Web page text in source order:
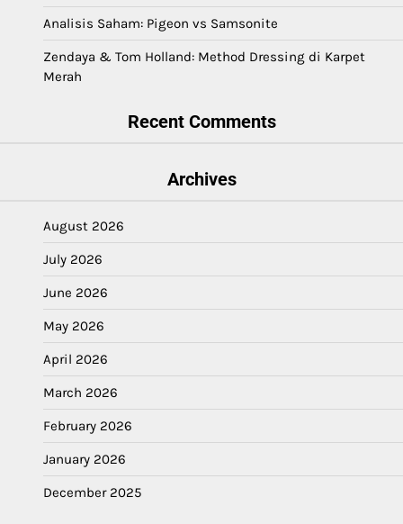
Analisis Saham: Pigeon vs Samsonite
Zendaya & Tom Holland: Method Dressing di Karpet
Merah
Recent Comments
Archives
August 2026
July 2026
June 2026
May 2026
April 2026
March 2026
February 2026
January 2026
December 2025